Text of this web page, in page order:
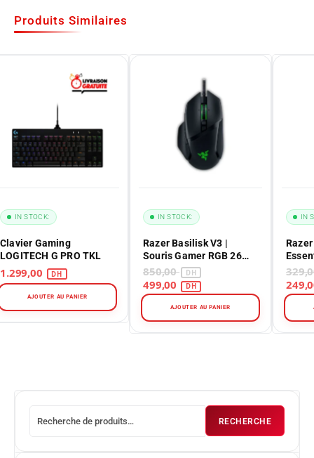
Produits Similaires
Clavier Gaming
LOGITECH G PRO TKL
IN STOCK:
AJOUTER AU PANIER
Razer Basilisk V3 |
Souris Gamer RGB 26
000 DPI au Maroc | Africa
Gaming
850,00
IN STOCK:
AJOUTER AU PANIER
IN
RECHERCHE